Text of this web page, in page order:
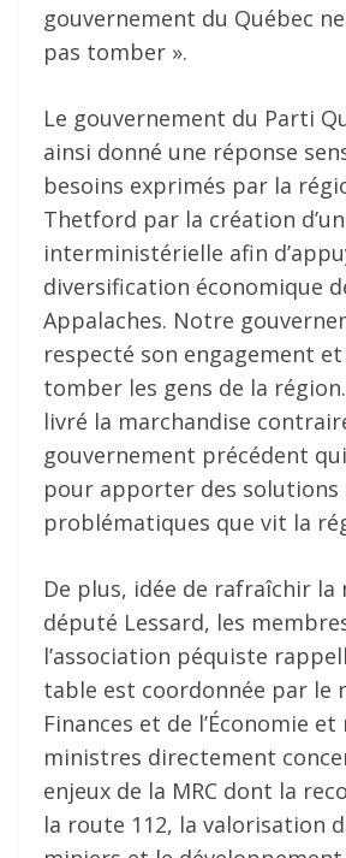
gouvernement du Québec
pas tomber ».
Le gouvernement du Parti
ainsi donné une réponse
besoins exprimés par la
Thetford par la création
interministérielle afin
diversification économique
Appalaches. Notre
respecté son engagement et
tomber les gens de la
livré la marchandise
gouvernement précédent
pour apporter des solutions
problématiques que vit la
De plus, idée de rafraîchir la
député Lessard, les
l’association péquiste
table est coordonnée par le
Finances et de l’Économie
ministres directement
enjeux de la MRC dont la
la route 112, la valorisation